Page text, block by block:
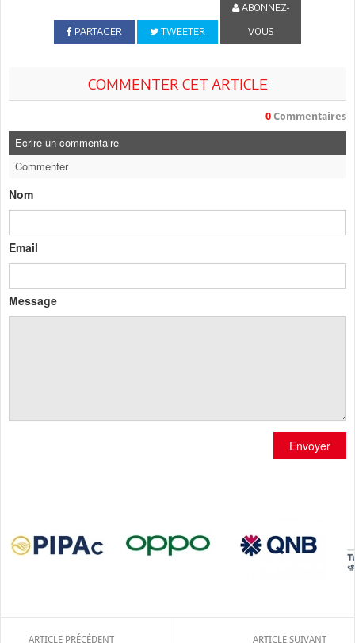
PARTAGER TWEETER
ABONNEZ-
VOUS
COMMENTER CET ARTICLE
0 Commentaires
Ecrire un commentaire
Commenter
Nom
Email
Message
Envoyer
ARTICLE PRÉCÉDENT ARTICLE SUIVANT